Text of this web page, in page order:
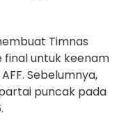
Timnas
final untuk keenam
Sebelumnya,
puncak pada